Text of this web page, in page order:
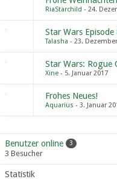
RiaStarchild 24.
Star Wars Episode
Talasha 23.
Star Wars: Rogue
Xine 5. Januar 2017
Frohes Neues!
Aquarius 3. Januar
Benutzer online 3
3 Besucher
Statistik